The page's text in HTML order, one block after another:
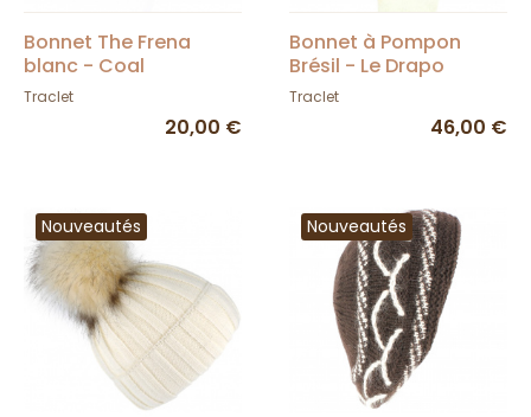
Bonnet The Frena
blanc - Coal
Traclet
20,00 €
Bonnet à Pompon
Brésil - Le Drapo
Traclet
46,00 €
Nouveautés Nouveautés